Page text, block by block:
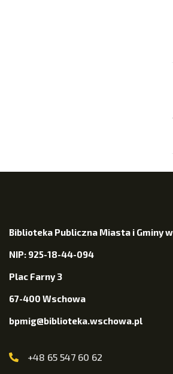
Biblioteka Publiczna Miasta i Gminy
NIP: 925-18-44-094
Plac Farny 3
67-400 Wschowa
bpmig@biblioteka.wschowa.pl
+48 65 547 60 62